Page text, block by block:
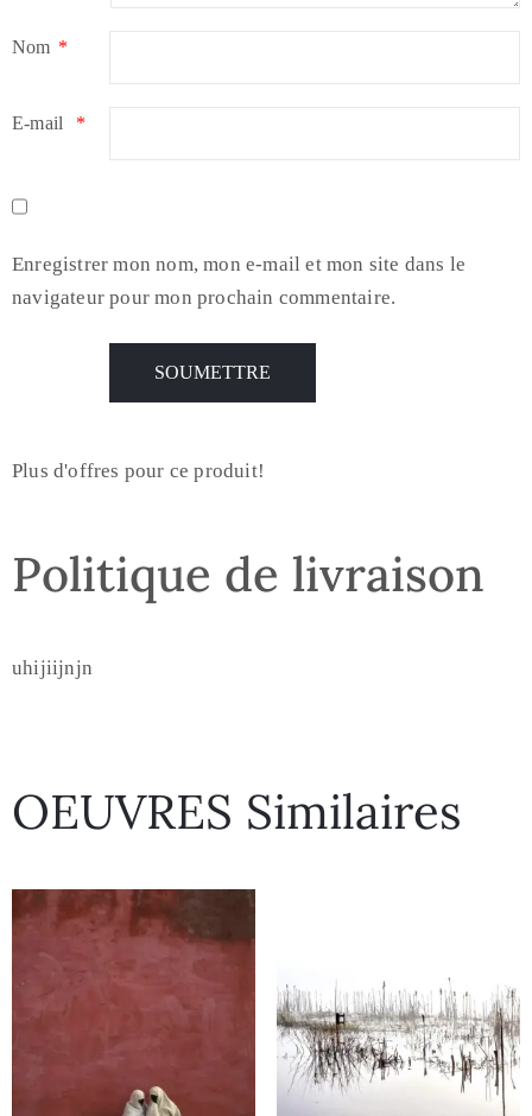
Nom *
E-mail *
Enregistrer mon nom, mon e-mail et mon site dans le
navigateur pour mon prochain commentaire.
Plus d'offres pour ce produit!
Politique de livraison
uhijiijnjn
OEUVRES Similaires